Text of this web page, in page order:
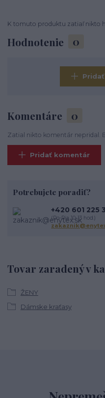
Hodnotenie 0
K tomuto produktu zatiaľ nikto
Komentáre 0
Zatial nikto komentár nepridal.
Pridať komentár
Tovar zaradený v
ŽENY
Dámske kraťasy
Potrebujete poradiť?
+420 601 225
(Po-Pia 10-13 hod.)